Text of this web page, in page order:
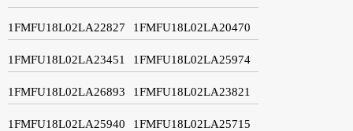
1FMFU18L02LA22827 1FMFU18L02LA20470
1FMFU18L02LA23451 1FMFU18L02LA25974
1FMFU18L02LA26893 1FMFU18L02LA23821
1FMFU18L02LA25940 1FMFU18L02LA25715